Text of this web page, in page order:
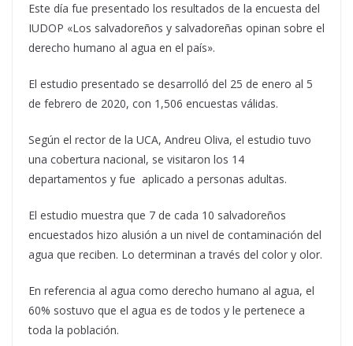
Este día fue presentado los resultados de la encuesta del
IUDOP «Los salvadoreños y salvadoreñas opinan sobre el
derecho humano al agua en el país».
El estudio presentado se desarrolló del 25 de enero al 5
de febrero de 2020, con 1,506 encuestas válidas.
Según el rector de la UCA, Andreu Oliva, el estudio tuvo
una cobertura nacional, se visitaron los 14
departamentos y fue aplicado a personas adultas.
El estudio muestra que 7 de cada 10 salvadoreños
encuestados hizo alusión a un nivel de contaminación del
agua que reciben. Lo determinan a través del color y olor.
En referencia al agua como derecho humano al agua, el
60% sostuvo que el agua es de todos y le pertenece a
toda la población.